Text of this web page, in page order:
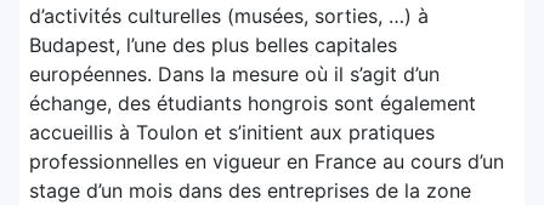
d’activités culturelles (musées, sorties, …) à
Budapest, l’une des plus belles capitales
européennes. Dans la mesure où il s’agit d’un
échange, des étudiants hongrois sont également
accueillis à Toulon et s’initient aux pratiques
professionnelles en vigueur en France au cours d’un
stage d’un mois dans des entreprises de la zone